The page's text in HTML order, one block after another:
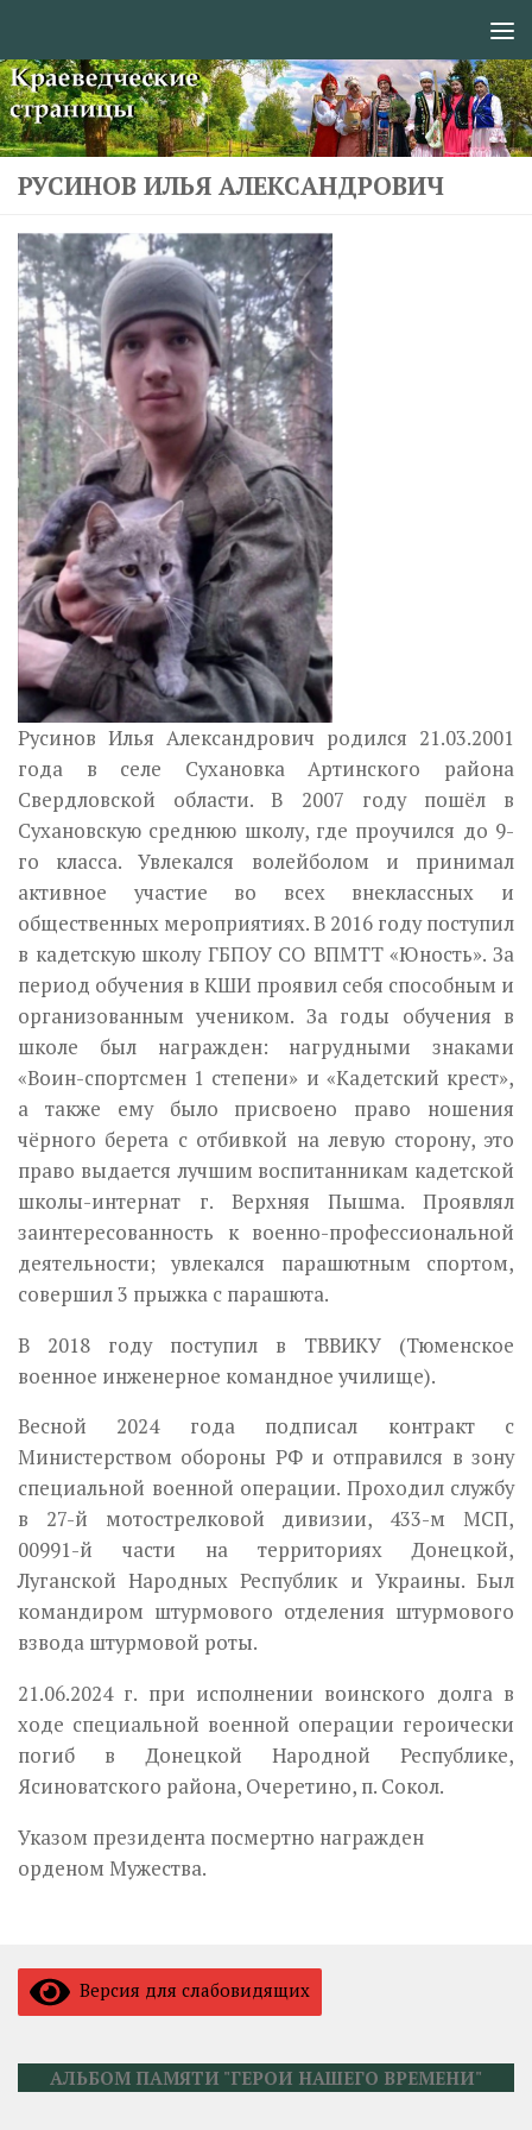
РУСИНОВ ИЛЬЯ АЛЕКСАНДРОВИЧ
Русинов Илья Александрович родился 21.03.2001
года в селе Сухановка Артинского района
Свердловской области. В 2007 году пошёл в
Сухановскую среднюю школу, где проучился до 9-
го класса. Увлекался волейболом и принимал
активное участие во всех внеклассных и
общественных мероприятиях. В 2016 году поступил
в кадетскую школу ГБПОУ СО ВПМТТ «Юность». За
период обучения в КШИ проявил себя способным и
организованным учеником. За годы обучения в
школе был награжден: нагрудными знаками
«Воин-спортсмен 1 степени» и «Кадетский крест»,
а также ему было присвоено право ношения
чёрного берета с отбивкой на левую сторону, это
право выдается лучшим воспитанникам кадетской
школы-интернат г. Верхняя Пышма. Проявлял
заинтересованность к военно-профессиональной
деятельности; увлекался парашютным спортом,
совершил 3 прыжка с парашюта.
В 2018 году поступил в ТВВИКУ (Тюменское
военное инженерное командное училище).
Весной 2024 года подписал контракт с
Министерством обороны РФ и отправился в зону
специальной военной операции. Проходил службу
в 27-й мотострелковой дивизии, 433-м МСП,
00991-й части на территориях Донецкой,
Луганской Народных Республик и Украины. Был
командиром штурмового отделения штурмового
взвода штурмовой роты.
21.06.2024 г. при исполнении воинского долга в
ходе специальной военной операции героически
погиб в Донецкой Народной Республике,
Ясиноватского района, Очеретино, п. Сокол.
Указом президента посмертно награжден
орденом Мужества.
Версия для слабовидящих
АЛЬБОМ ПАМЯТИ "ГЕРОИ НАШЕГО ВРЕМЕНИ"